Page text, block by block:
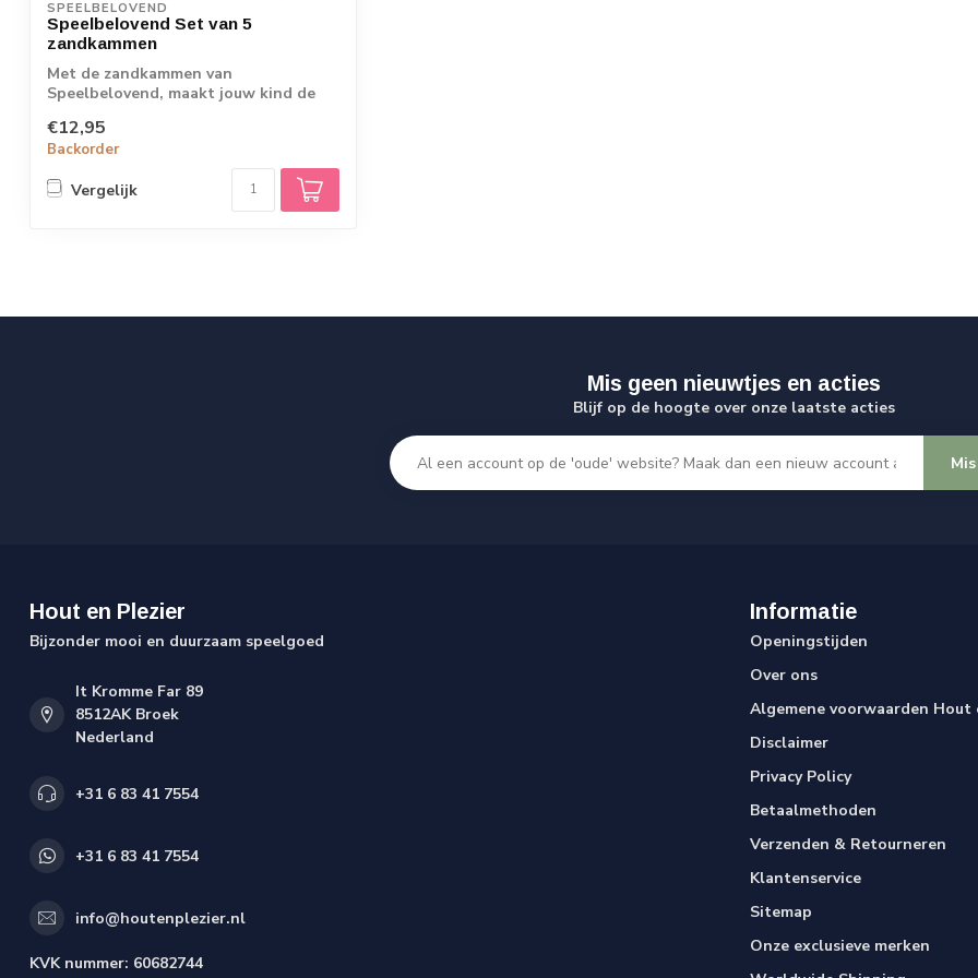
SPEELBELOVEND
Speelbelovend Set van 5
zandkammen
Met de zandkammen van
Speelbelovend, maakt jouw kind de
€12,95
Backorder
Vergelijk
Mis geen nieuwtjes en acties
Blijf op de hoogte over onze laatste acties
Hout en Plezier
Bijzonder mooi en duurzaam speelgoed
It Kromme Far 89
8512AK Broek
Nederland
+31 6 83 41 7554
+31 6 83 41 7554
info@houtenplezier.nl
KVK nummer: 60682744
Informatie
Openingstijden
Over ons
Algemene voorwaarden Hout
Disclaimer
Privacy Policy
Betaalmethoden
Verzenden & Retourneren
Klantenservice
Sitemap
Onze exclusieve merken